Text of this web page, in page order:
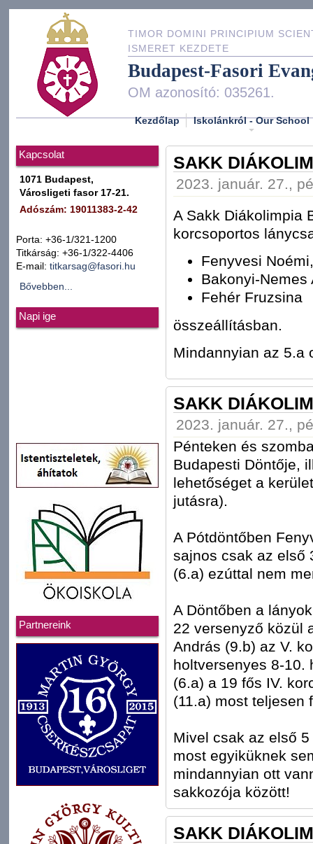
TIMOR DOMINI PRINCIPIUM
ISMERET KEZDETE
Budapest-Fasori
OM azonosító: 035261.
Kezdőlap Iskolánkról - Our School
Kapcsolat
1071 Budapest,
Városligeti fasor 17-21.
Adószám: 19011383-2-42
Porta: +36-1/321-1200
Titkárság: +36-1/322-4406
E-mail: titkarsag@fasori.hu
Bővebben...
Napi ige
Partnereink
SAKK
2023. január. 27.,
A Sakk Diákolimpia
korcsoportos
Fenyvesi Noémi,
Bakonyi-Nemes
Fehér Fruzsina
összeállításban.
Mindannyian az 5.a
SAKK
2023. január. 27.,
Pénteken és
Budapesti Döntője,
lehetőséget a
jutásra).
A Pótdöntőben
sajnos csak az első
(6.a) ezúttal nem
A Döntőben a
22 versenyző közül
András (9.b) az V.
holtversenyes 8-10.
(6.a) a 19 fős IV.
(11.a) most teljesen
Mivel csak az első
most egyiküknek
mindannyian ott
sakkozója között!
SAKK